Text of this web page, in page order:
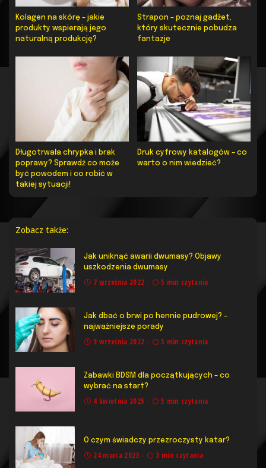
Kolagen na skórę – jakie
produkty wspierają jego
naturalną produkcję?
Strapon – poznaj gadżet,
który skutecznie pobudza
fantazje
Długotrwała chrypka i brak
poprawy? Sprawdź co może
być powodem i co robić w
takiej sytuacji!
Druk cyfrowy katalogów – co
warto o nim wiedzieć?
Zobacz także:
Jak uniknąć awarii dwumasy? Objawy
uszkodzenia dwumasy
7 września 2022 5 min czytania
Jak dbać o brwi po hennie pudrowej? –
najważniejsze porady
9 września 2022 5 min czytania
Zabawki BDSM dla początkujących – co
wybrać na start?
4 kwietnia 2025 5 min czytania
O czym świadczy przezroczysty katar?
24 marca 2023 3 min czytania